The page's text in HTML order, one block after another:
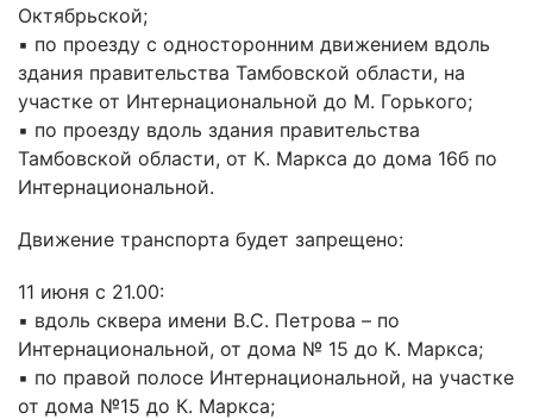
Октябрьской;
▪️ по проезду с односторонним движением вдоль
здания правительства Тамбовской области, на
участке от Интернациональной до М. Горького;
▪️ по проезду вдоль здания правительства
Тамбовской области, от К. Маркса до дома 16б по
Интернациональной.
Движение транспорта будет запрещено:
11 июня с 21.00:
▪️ вдоль сквера имени В.С. Петрова – по
Интернациональной, от дома № 15 до К. Маркса;
▪️ по правой полосе Интернациональной, на участке
от дома №15 до К. Маркса;